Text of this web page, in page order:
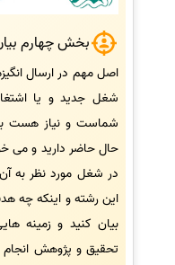
بخش چهارم
اصل مهم در ارسال
شغل جدید و یا
شماست و نیاز هست
حال حاضر دارید و می
در شغل مورد نظر به
این رشته و اینکه چه
بیان کنید و زمینه
تحقیق و پژوهش انجام